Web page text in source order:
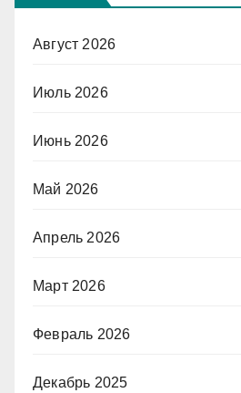
Август 2026
Июль 2026
Июнь 2026
Май 2026
Апрель 2026
Март 2026
Февраль 2026
Декабрь 2025